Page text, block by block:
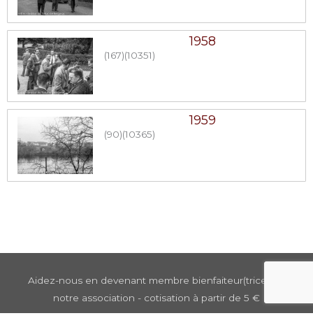
1958
(167)(10351)
1959
(90)(10365)
Aidez-nous en devenant membre bienfaiteur(trice) de
notre association - cotisation à partir de 5 €